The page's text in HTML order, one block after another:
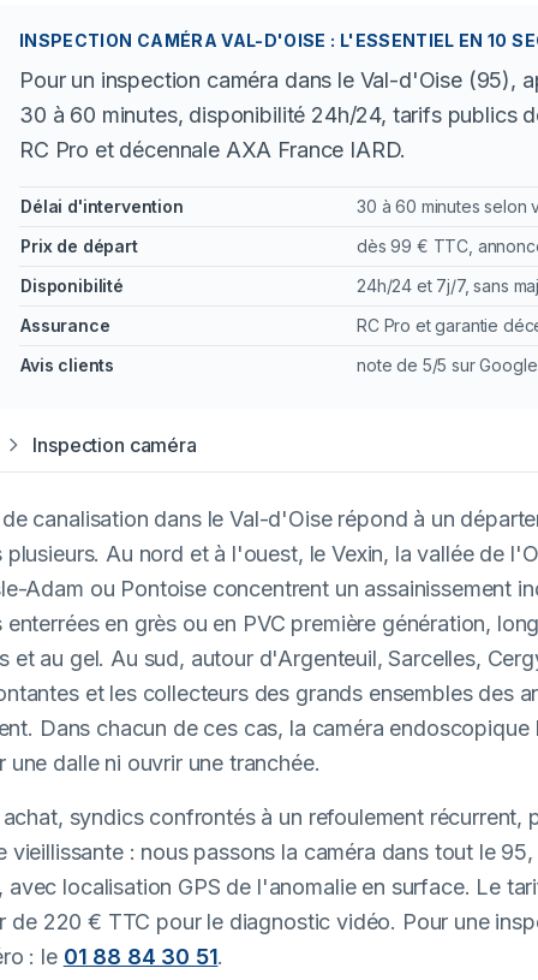
INSPECTION CAMÉRA VAL-D'OISE : L'ESSENTIEL EN 10
Pour un inspection caméra dans le Val-d'Oise (95),
30 à 60 minutes, disponibilité 24h/24, tarifs publics
RC Pro et décennale AXA France IARD.
Délai d'intervention
30 à 60 minutes selon
Prix de départ
dès 99 € TTC,
Disponibilité
24h/24 et 7j/7, sans
Assurance
RC Pro et garantie
Avis clients
note de 5/5 sur Google
Inspection caméra
canalisation dans le Val-d'Oise répond à un
Au nord et à l'ouest, le Vexin, la vallée de
Adam ou Pontoise concentrent un assainissement
en grès ou en PVC première génération,
et au gel. Au sud, autour d'Argenteuil, Sarcelles,
et les collecteurs des grands ensembles des
Dans chacun de ces cas, la caméra
une dalle ni ouvrir une tranchée.
syndics confrontés à un refoulement récurrent,
vieillissante : nous passons la caméra dans tout le
localisation GPS de l'anomalie en surface. Le
de 220 € TTC pour le diagnostic vidéo. Pour une
: le 01 88 84 30 51.